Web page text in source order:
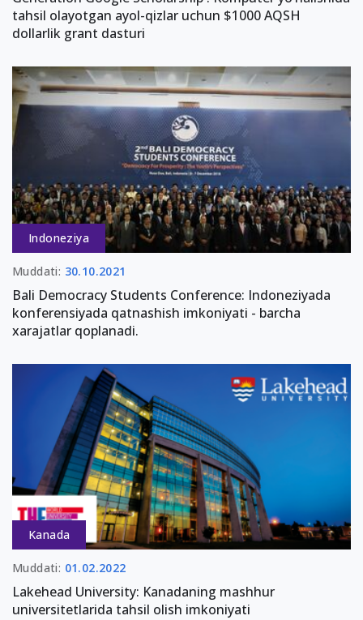
tahsil olayotgan ayol-qizlar uchun $1000 AQSH
dollarlik grant dasturi
Indoneziya
Muddati: 30.10.2021
Bali Democracy Students Conference: Indoneziyada
konferensiyada qatnashish imkoniyati - barcha
xarajatlar qoplanadi.
Kanada
Muddati: 01.02.2022
Lakehead University: Kanadaning mashhur
universitetlarida tahsil olish imkoniyati